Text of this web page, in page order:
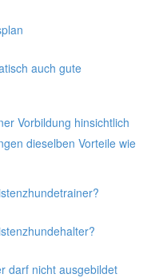
auch gute
Vorbildung hinsichtlich
dieselben Vorteile wie
darf nicht ausgebildet